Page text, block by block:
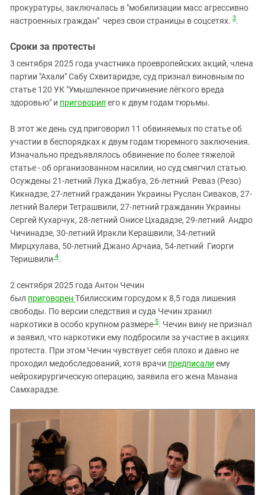
прокуратуры, заключалась в "мобилизации масс агрессивно
настроенных граждан" через свои страницы в соцсетях. 3.
Сроки за протесты
3 сентября 2025 года участника проевропейских акций, члена
партии "Ахали" Сабу Схвитаридзе, суд признал виновным по
статье 120 УК "Умышленное причинение лёгкого вреда
здоровью" и приговорил его к двум годам тюрьмы.
В этот же день суд приговорил 11 обвиняемых по статье об
участии в беспорядках к двум годам тюремного заключения.
Изначально предъявлялось обвинение по более тяжелой
статье - об организованном насилии, но суд смягчил статью.
Осуждены 21-летний Лука Джабуа, 26-летний Реваз (Резо)
Кикнадзе, 27-летний гражданин Украины Руслан Сиваков, 27-
летний Валери Тетрашвили, 27-летний гражданин Украины
Сергей Кухарчук, 28-летний Онисе Цхададзе, 29-летний Андро
Чичинадзе, 30-летний Иракли Керашвили, 34-летний
Мирцхулава, 50-летний Джано Арчаиа, 54-летний Гиорги
Теришвили 4.
2 сентября 2025 года Антон Чечин
был приговорен Тбилисским горсудом к 8,5 года лишения
свободы. По версии следствия и суда Чечин хранил
наркотики в особо крупном размере 5. Чечин вину не признал
и заявил, что наркотики ему подбросили за участие в акциях
протеста. При этом Чечин чувствует себя плохо и давно не
проходил медобследований, хотя врачи предписали ему
нейрохирургическую операцию, заявила его жена Манана
Самхарадзе.